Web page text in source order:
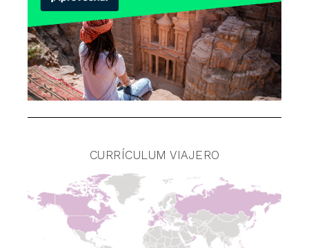
CURRÍCULUM VIAJERO